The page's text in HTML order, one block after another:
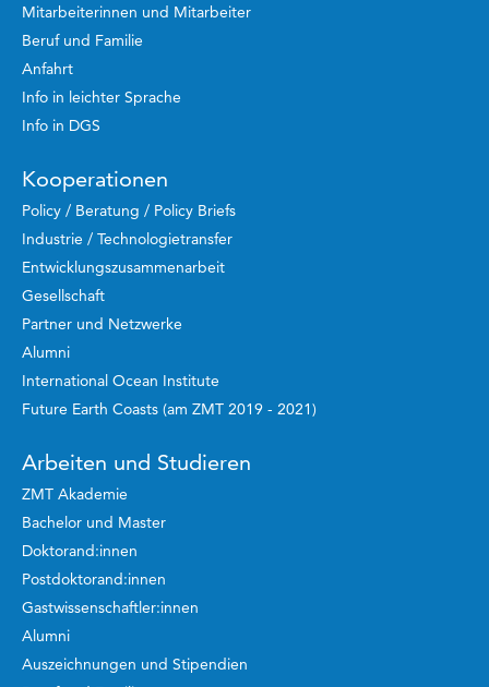
Mitarbeiterinnen und Mitarbeiter
Beruf und Familie
Anfahrt
Info in leichter Sprache
Info in DGS
Kooperationen
Policy / Beratung / Policy Briefs
Industrie / Technologietransfer
Entwicklungszusammenarbeit
Gesellschaft
Partner und Netzwerke
Alumni
International Ocean Institute
Future Earth Coasts (am ZMT 2019 - 2021)
Arbeiten und Studieren
ZMT Akademie
Bachelor und Master
Doktorand:innen
Postdoktorand:innen
Gastwissenschaftler:innen
Alumni
Auszeichnungen und Stipendien